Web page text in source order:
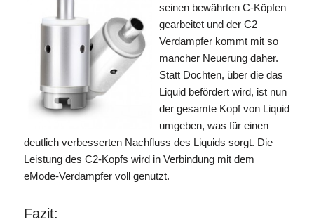
seinen bewährten C-Köpfen
gearbeitet und der C2
Verdampfer kommt mit so
mancher Neuerung daher.
Statt Dochten, über die das
Liquid befördert wird, ist nun
der gesamte Kopf von Liquid
umgeben, was für einen
deutlich verbesserten Nachfluss des Liquids sorgt. Die
Leistung des C2-Kopfs wird in Verbindung mit dem
eMode-Verdampfer voll genutzt.
Fazit: